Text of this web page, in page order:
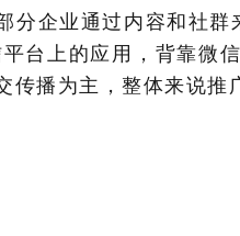
分企业通过内容和社群
台上的应用，背靠微
播为主，整体来说推